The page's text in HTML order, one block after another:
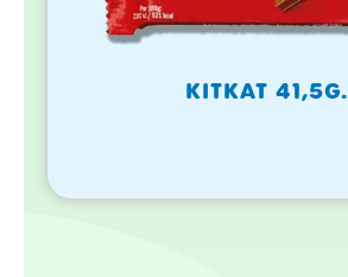
KITKAT 41,5G.